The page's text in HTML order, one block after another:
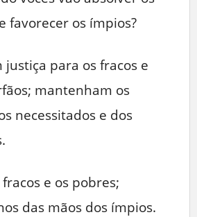
favorecer os ímpios?
justiça para os fracos e
mantenham os
necessitados e dos
e os pobres;
das mãos dos ímpios.